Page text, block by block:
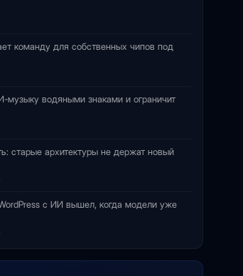
команду для собственных чипов под
музыку водяными знаками и ограничит
старые архитектуры не держат новый
с ИИ вышел, когда модели уже